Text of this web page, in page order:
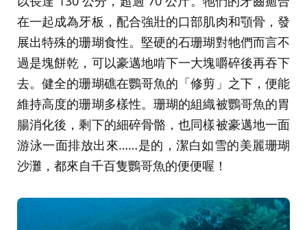
在一起成為牙板，配合強壯的口部肌肉和顎骨，發
展出特殊的珊瑚食性。堅硬的石珊瑚對牠們而言不
過是塊餅乾，可以豪邁地啃下一大塊嚼碎後再吞下
去。健全的珊瑚礁在鸚哥魚的「修剪」之下，便能
維持高度的珊瑚多樣性。珊瑚的組織被鸚哥魚的胃
腸消化後，剩下的細碎骨骼，也同樣被豪邁地一面
游泳一面排放出來……是的，潔白如雪的美麗珊瑚
沙灘，都來自千百隻鸚哥魚的便便喔！